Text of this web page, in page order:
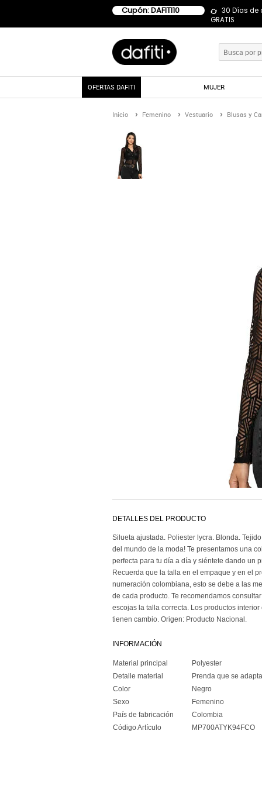
Cupón: DAFITI10
30 Días de
GRATIS
OFERTAS DAFITI MUJER
Inicio Femenino Vestuario Blusas y
DETALLES DEL PRODUCTO
Silueta ajustada. Poliester lycra. Blonda.
del mundo de la moda! Te presentamos una
perfecta para tu día a día y siéntete dando un
Recuerda que la talla en el empaque y en el
numeración colombiana, esto se debe a las
de cada producto. Te recomendamos
escojas la talla correcta. Los productos
tienen cambio. Origen: Producto Nacional.
INFORMACIÓN
Material principal
Polyester
Detalle material
Prenda que se
Color
Negro
Sexo
Femenino
País de fabricación
Colombia
Código Artículo
MP700ATYK94FCO